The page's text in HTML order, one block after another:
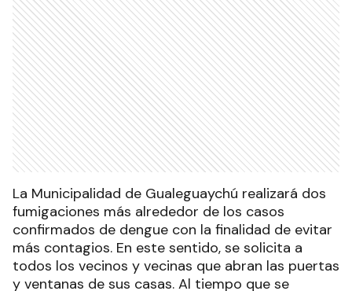
La Municipalidad de Gualeguaychú realizará dos
fumigaciones más alrededor de los casos
confirmados de dengue con la finalidad de evitar
más contagios. En este sentido, se solicita a
todos los vecinos y vecinas que abran las puertas
y ventanas de sus casas. Al tiempo que se